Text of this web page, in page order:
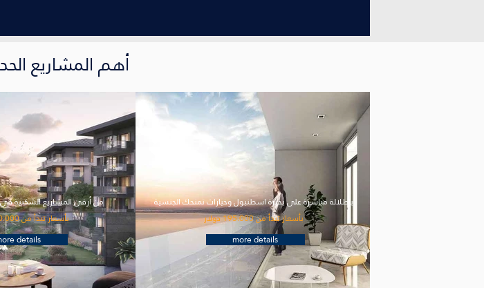
أهم المشاريع
من أرقى المشاريع السكنية
بأسعار تبدأ من 420.000 دولار
details
بإطلالة مباشرة على بحيرة اسطنبول وخيارات تمنحك الجنسية
بأسعار تبدأ من 195.000 دولار
more details